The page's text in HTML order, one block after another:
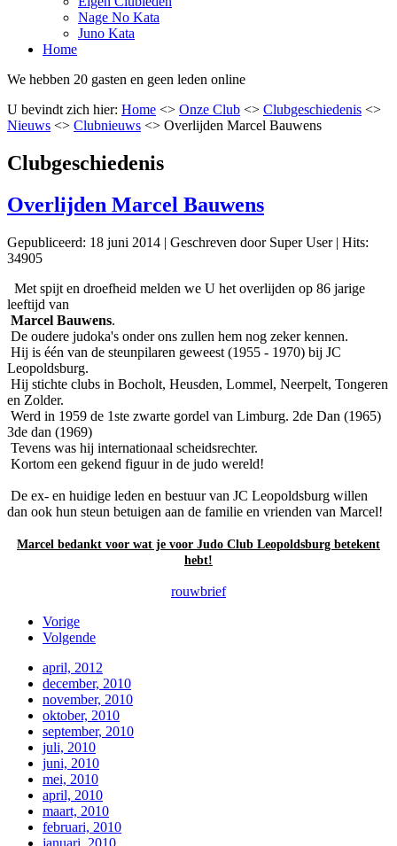
Nage No Kata
Juno Kata
Home
We hebben 20 gasten en geen leden online
U bevindt zich hier: Home <> Onze Club <> Clubgeschiedenis <>
Nieuws <> Clubnieuws <> Overlijden Marcel Bauwens
Clubgeschiedenis
Overlijden Marcel Bauwens
Gepubliceerd: 18 juni 2014 | Geschreven door Super User| Hits:
34905
Met spijt en droefheid melden we U het overlijden op 86 jarige
leeftijd van
Marcel Bauwens.
De oudere judoka's onder ons zullen hem nog zeker kennen.
Hij is één van de steunpilaren geweest (1955 - 1970) bij JC
Leopoldsburg.
Hij stichte clubs in Bocholt, Heusden, Lommel, Neerpelt, Tongeren
en Zolder.
Werd in 1959 de 1ste zwarte gordel van Limburg. 2de Dan (1965)
3de dan (1969)
Tevens was hij internationaal scheidsrechter.
Kortom een gekend figuur in de judo wereld!
De ex- en huidige leden en bestuur van JC Leopoldsburg willen
dan ook hun steun betuigen aan de familie en vrienden van Marcel!
Marcel bedankt voor wat je voor Judo Club Leopoldsburg betekent
hebt!
rouwbrief
Vorige
Volgende
april, 2012
december, 2010
november, 2010
oktober, 2010
september, 2010
juli, 2010
juni, 2010
mei, 2010
april, 2010
maart, 2010
februari, 2010
januari, 2010